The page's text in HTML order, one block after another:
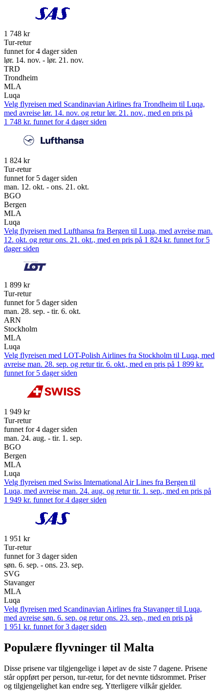
1 748 kr
Tur-retur
funnet for 4 dager siden
lør. 14. nov. - lør. 21. nov.
TRD
Trondheim
MLA
Luqa
Velg flyreisen med Scandinavian Airlines fra Trondheim til Luqa,
med avreise lør. 14. nov. og retur lør. 21. nov., med en pris på
1 748 kr. funnet for 4 dager siden
1 824 kr
Tur-retur
funnet for 5 dager siden
man. 12. okt. - ons. 21. okt.
BGO
Bergen
MLA
Luqa
Velg flyreisen med Lufthansa fra Bergen til Luqa, med avreise man.
12. okt. og retur ons. 21. okt., med en pris på 1 824 kr. funnet for 5
dager siden
1 899 kr
Tur-retur
funnet for 5 dager siden
man. 28. sep. - tir. 6. okt.
ARN
Stockholm
MLA
Luqa
Velg flyreisen med LOT-Polish Airlines fra Stockholm til Luqa, med
avreise man. 28. sep. og retur tir. 6. okt., med en pris på 1 899 kr.
funnet for 5 dager siden
1 949 kr
Tur-retur
funnet for 4 dager siden
man. 24. aug. - tir. 1. sep.
BGO
Bergen
MLA
Luqa
Velg flyreisen med Swiss International Air Lines fra Bergen til
Luqa, med avreise man. 24. aug. og retur tir. 1. sep., med en pris på
1 949 kr. funnet for 4 dager siden
1 951 kr
Tur-retur
funnet for 3 dager siden
søn. 6. sep. - ons. 23. sep.
SVG
Stavanger
MLA
Luqa
Velg flyreisen med Scandinavian Airlines fra Stavanger til Luqa,
med avreise søn. 6. sep. og retur ons. 23. sep., med en pris på
1 951 kr. funnet for 3 dager siden
Populære flyvninger til Malta
Disse prisene var tilgjengelige i løpet av de siste 7 dagene. Prisene
står oppført per person, tur-retur, for det nevnte tidsrommet. Priser
og tilgjengelighet kan endre seg. Ytterligere vilkår gjelder.